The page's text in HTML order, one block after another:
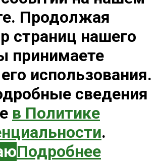
Продолжая
страниц нашего
принимаете
использования.
сведения
в Политике
.
Подробнее